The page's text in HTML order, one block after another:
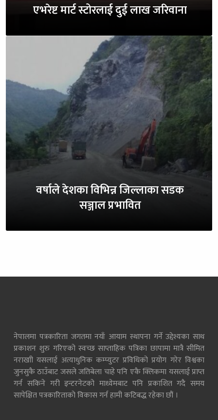
एभरेष्ट मार्ट स्टोरलाई दुई लाख जरिवाना
वर्षाले देशका विभिन्न जिल्लाका सडक
सञ्जाल प्रभावित
नेपालमा पत्रकारिता जगतमा नयाँ आयाम स्थापना गर्ने उद्देश्यका साथ
प्रकाशन शुरु गरिएको स्वच्छ साप्ताहिक पत्रिका छापामा मात्रै सीमित
नराखाी यसलाई अत्याधुनिक कम्प्युटर प्रविधिको प्रयोग गरेर विश्वका
जुनसुकै ठाउँबाट जसले जतिबेला चाहे पनि एकै क्लिकमा यसलाई प्राप्त
गर्न सकिने गरी इन्टरनेटको माध्येमबाट पनि प्रकाशित गदै समय
सापेक्षित पत्रकारिताको विकास गर्न हामी कटिबद्ध रहेका छौं ।